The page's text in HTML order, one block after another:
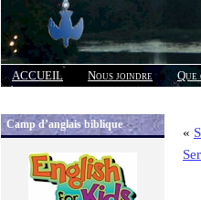
ACCUEIL Nous joindre Que
Réponses
Camp d’anglais biblique
«